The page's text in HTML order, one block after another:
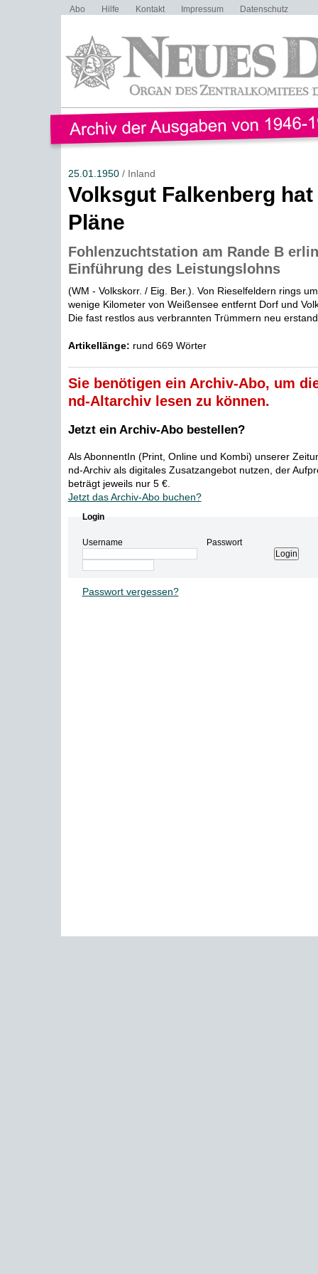
Abo Hilfe Kontakt Impressum Datenschutz
25.01.1950/ Inland
Volksgut Falkenberg
Pläne
Fohlenzuchtstation am Rande B
Einführung des Leistungslohns
(WM - Volkskorr. / Eig. Ber.). Von Rieselfeldern rings
wenige Kilometer von Weißensee entfernt Dorf und
Die fast restlos aus verbrannten Trümmern neu
Artikellänge: rund 669 Wörter
Sie benötigen ein Archiv-Abo, um
nd-Altarchiv lesen zu können.
Jetzt ein Archiv-Abo bestellen?
Als AbonnentIn (Print, Online und Kombi) unserer
nd-Archiv als digitales Zusatzangebot nutzen, der
beträgt jeweils nur 5 €.
Jetzt das Archiv-Abo buchen?
Login
Username Passwort
Passwort vergessen?